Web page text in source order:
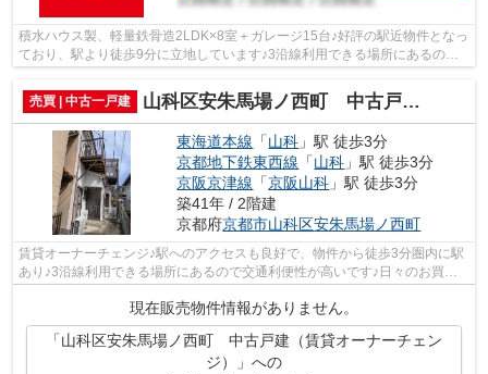
積水ハウス製、軽量鉄骨造2LDK×8室＋ガレージ15台♪好評の駅近物件となっ
ており、駅より徒歩9分に立地しています♪3沿線利用できる場所にあるので
売買 | 中古一戸建
山科区安朱馬場ノ西町 中古戸建（賃貸オーナーチェンジ）
東海道本線 「山科 」駅 徒歩3分
京都地下鉄東西線 「山科 」駅 徒歩3分
京阪京津線 「京阪山科 」駅 徒歩3分
築41年 / 2階建
京都府京都市山科区安朱馬場ノ西町
賃貸オーナーチェンジ♪駅へのアクセスも良好で、物件から徒歩3分圏内に駅
あり♪3沿線利用できる場所にあるので交通利便性が高いです♪日々のお買い
現在販売物件情報がありません。
「山科区安朱馬場ノ西町 中古戸建（賃貸オーナーチェン
ジ）」への